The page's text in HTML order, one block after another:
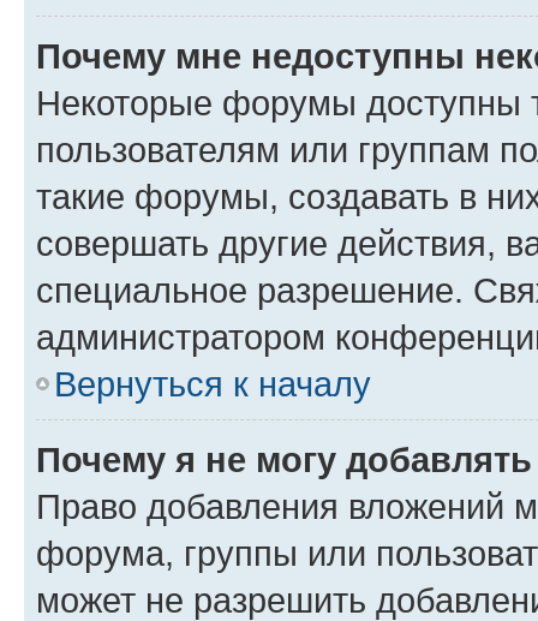
Почему мне недоступны
Некоторые форумы доступны
пользователям или группам
такие форумы, создавать в
совершать другие действия,
специальное разрешение.
администратором
Вернуться к началу
Почему я не могу
Право добавления вложений
форума, группы или
может не разрешить